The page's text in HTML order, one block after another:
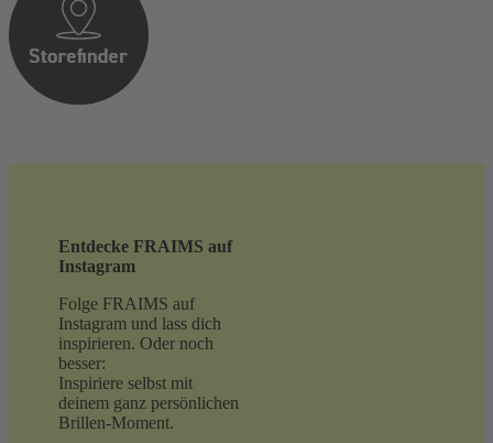
Entdecke FRAIMS auf
Instagram
Folge FRAIMS auf
Instagram und lass dich
inspirieren. Oder noch
besser:
Inspiriere selbst mit
deinem ganz persönlichen
Brillen-Moment.